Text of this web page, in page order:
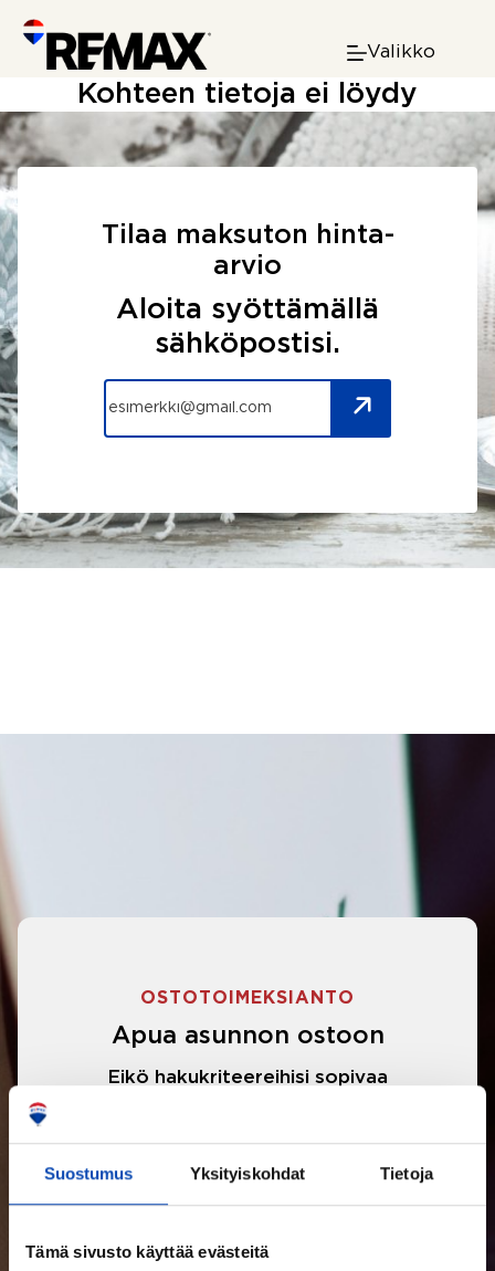
Suostumus Yksityiskohdat Tietoja
Tämä sivusto käyttää evästeitä
content
Valikko
Kohteen tietoja ei löydy
Tilaa maksuton hinta-
arvio
Aloita syöttämällä
sähköpostisi.
OSTOTOIMEKSIANTO
Apua asunnon ostoon
Eikö hakukriteereihisi sopivaa